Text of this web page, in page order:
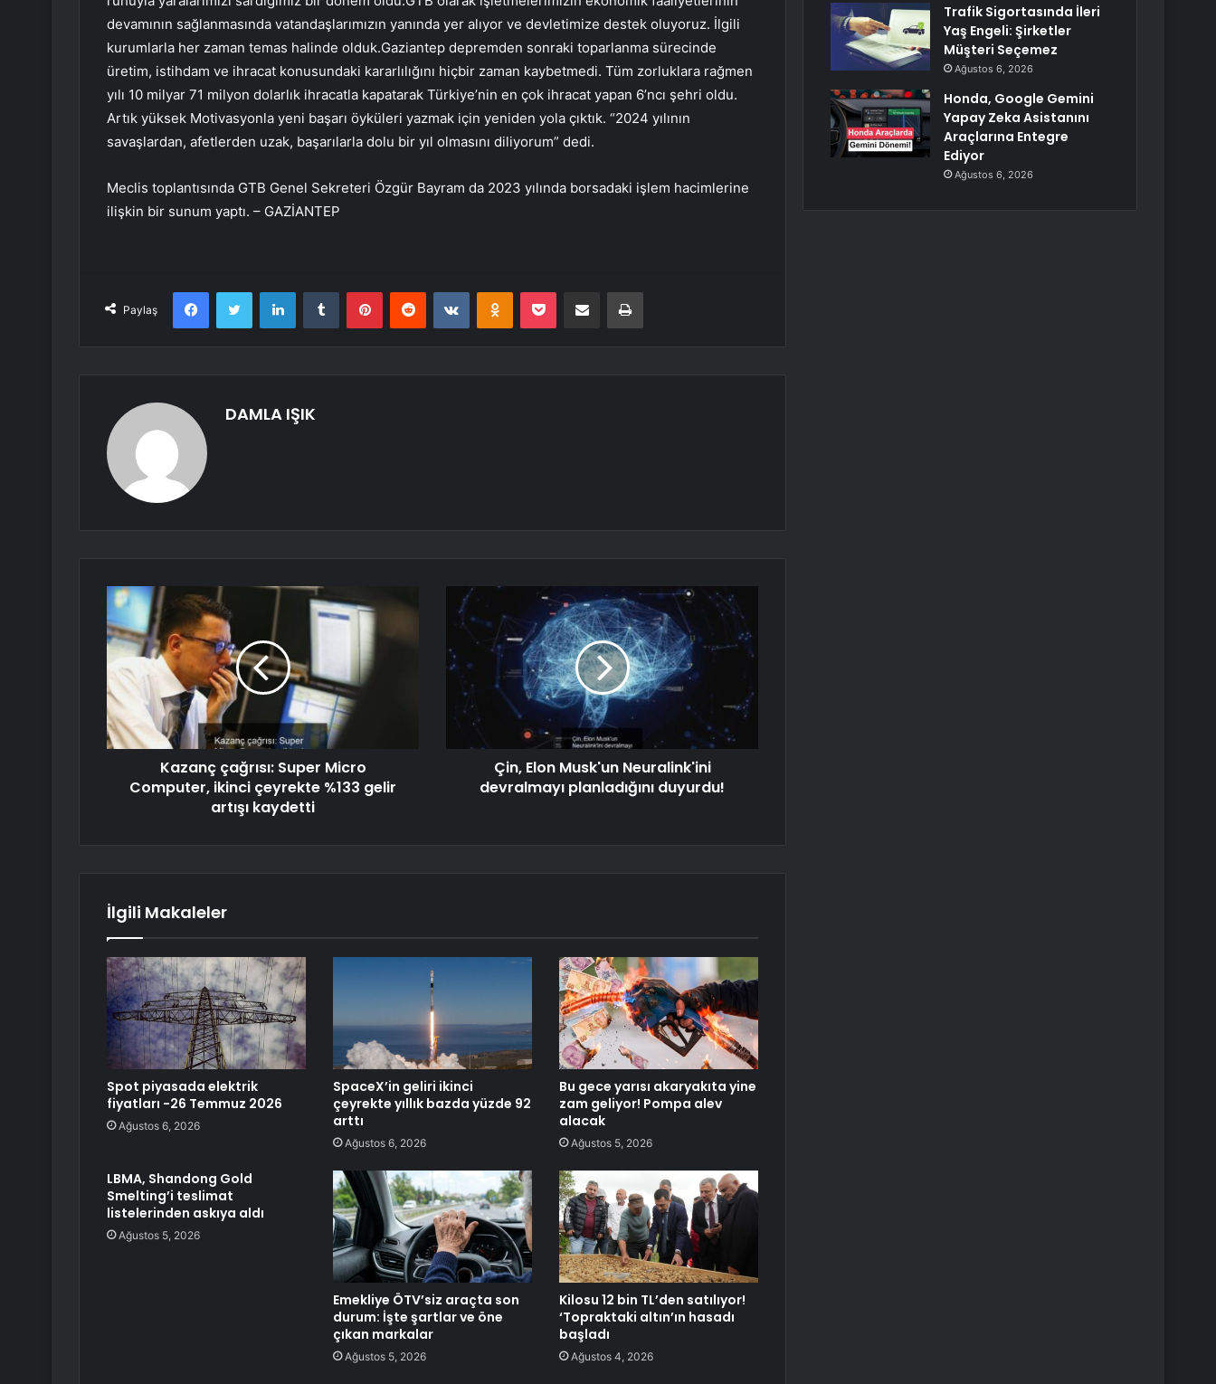
devamının sağlanmasında vatandaşlarımızın yanında yer alıyor ve devletimize destek oluyoruz. İlgili
kurumlarla her zaman temas halinde olduk.Gaziantep depremden sonraki toparlanma sürecinde
üretim, istihdam ve ihracat konusundaki kararlılığını hiçbir zaman kaybetmedi. Tüm zorluklara rağmen
yılı 10 milyar 71 milyon dolarlık ihracatla kapatarak Türkiye’nin en çok ihracat yapan 6’ncı şehri oldu.
Artık yüksek Motivasyonla yeni başarı öyküleri yazmak için yeniden yola çıktık. “2024 yılının
savaşlardan, afetlerden uzak, başarılarla dolu bir yıl olmasını diliyorum” dedi.
Meclis toplantısında GTB Genel Sekreteri Özgür Bayram da 2023 yılında borsadaki işlem hacimlerine
ilişkin bir sunum yaptı. – GAZİANTEP
Paylaş
FacebookTwitter LinkedInTumblr PinterestReddit VKontakteOdnoklassniki
Pocket E-Posta ile paylaş Yazdır
DAMLA IŞIK
Kazanç çağrısı: Super Micro
Computer, ikinci çeyrekte %133 gelir
artışı kaydetti
Çin, Elon Musk'un Neuralink'ini
devralmayı planladığını duyurdu!
İlgili Makaleler
Spot piyasada elektrik
fiyatları -26 Temmuz 2026
Ağustos 6, 2026
SpaceX’in geliri ikinci
çeyrekte yıllık bazda yüzde 92
arttı
Ağustos 6, 2026
Bu gece yarısı akaryakıta yine
zam geliyor! Pompa alev
alacak
Ağustos 5, 2026
LBMA, Shandong Gold
Smelting’i teslimat
listelerinden askıya aldı
Ağustos 5, 2026
Emekliye ÖTV’siz araçta son
durum: İşte şartlar ve öne
çıkan markalar
Ağustos 5, 2026
Kilosu 12 bin TL’den satılıyor!
‘Topraktaki altın’ın hasadı
başladı
Ağustos 4, 2026
Trafik Sigortasında İleri
Yaş Engeli: Şirketler
Müşteri Seçemez
Ağustos 6, 2026
Honda, Google Gemini
Yapay Zeka Asistanını
Araçlarına Entegre
Ediyor
Ağustos 6, 2026